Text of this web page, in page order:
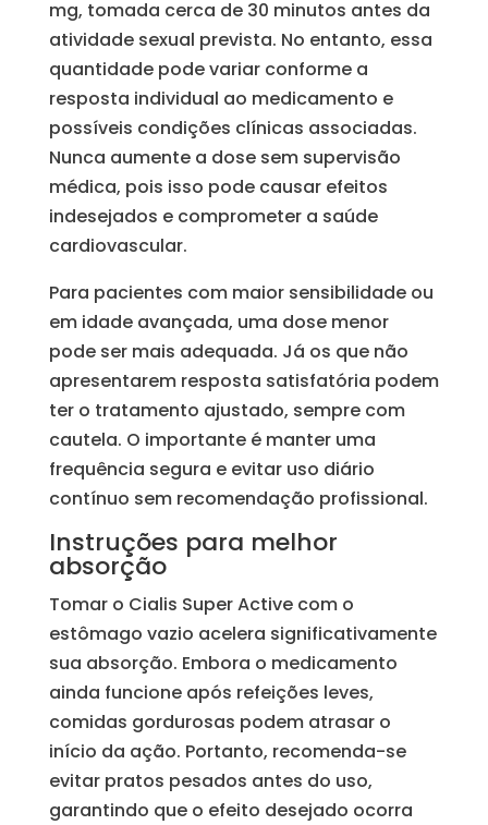
mg, tomada cerca de 30 minutos antes da
atividade sexual prevista. No entanto, essa
quantidade pode variar conforme a
resposta individual ao medicamento e
possíveis condições clínicas associadas.
Nunca aumente a dose sem supervisão
médica, pois isso pode causar efeitos
indesejados e comprometer a saúde
cardiovascular.
Para pacientes com maior sensibilidade ou
em idade avançada, uma dose menor
pode ser mais adequada. Já os que não
apresentarem resposta satisfatória podem
ter o tratamento ajustado, sempre com
cautela. O importante é manter uma
frequência segura e evitar uso diário
contínuo sem recomendação profissional.
Instruções para melhor
absorção
Tomar o Cialis Super Active com o
estômago vazio acelera significativamente
sua absorção. Embora o medicamento
ainda funcione após refeições leves,
comidas gordurosas podem atrasar o
início da ação. Portanto, recomenda-se
evitar pratos pesados antes do uso,
garantindo que o efeito desejado ocorra